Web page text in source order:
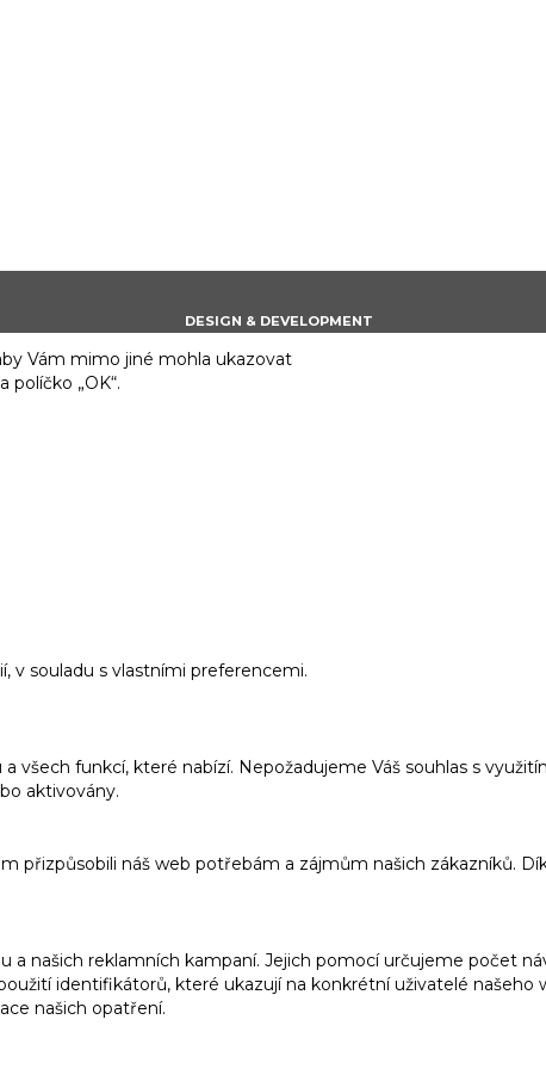
DESIGN & DEVELOPMENT
Vám mimo jiné mohla ukazovat
„OK“.
v souladu s vlastními preferencemi.
všech funkcí, které nabízí. Nepožadujeme Váš souhlas s
aktivovány.
přizpůsobili náš web potřebám a zájmům našich zákazníků.
našich reklamních kampaní. Jejich pomocí určujeme počet
identifikátorů, které ukazují na konkrétní uživatelé
našich opatření.